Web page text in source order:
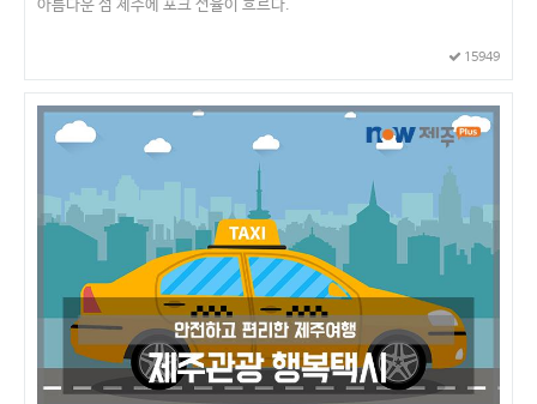
아름다운 섬 제주에 포크 선율이 흐르다.
15949